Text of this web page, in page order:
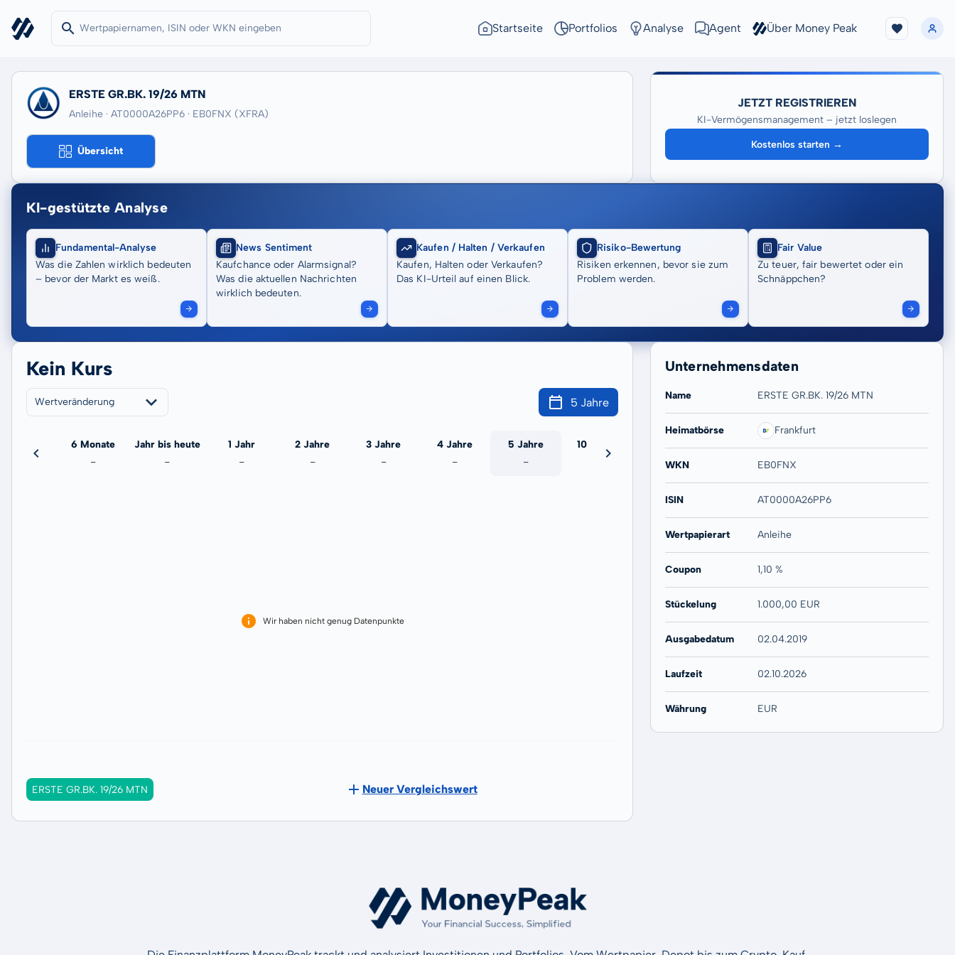
Startseite Portfolios Analyse Agent Über Money Peak
ERSTE GR.BK. 19/26 MTN
Anleihe · AT0000A26PP6 · EB0FNX (XFRA)
Übersicht
JETZT REGISTRIEREN
KI-Vermögensmanagement – jetzt loslegen
Kostenlos starten →
KI-gestützte Analyse
Fundamental-Analyse
Was die Zahlen wirklich bedeuten
– bevor der Markt es weiß.
News Sentiment
Kaufchance oder Alarmsignal?
Was die aktuellen Nachrichten
wirklich bedeuten.
Kaufen / Halten / Verkaufen
Kaufen, Halten oder Verkaufen?
Das KI-Urteil auf einen Blick.
Risiko-Bewertung
Risiken erkennen, bevor sie zum
Problem werden.
Fair Value
Zu teuer, fair bewertet oder ein
Schnäppchen?
Kein Kurs
Wertveränderung 5 Jahre
6 Monate
-
Jahr bis heute
-
1 Jahr
-
2 Jahre
-
3 Jahre
-
4 Jahre
-
5 Jahre
-
10 Jahre
-
Wir haben nicht genug Datenpunkte
ERSTE GR.BK. 19/26 MTN Neuer Vergleichswert
Unternehmensdaten
Name ERSTE GR.BK. 19/26 MTN
Heimatbörse Frankfurt
WKN EB0FNX
ISIN AT0000A26PP6
Wertpapierart Anleihe
Coupon 1,10 %
Stückelung 1.000,00 EUR
Ausgabedatum 02.04.2019
Laufzeit 02.10.2026
Währung EUR